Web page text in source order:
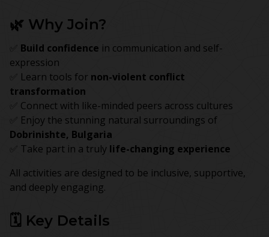
🌿 Why Join?
Build confidence in communication and self-
expression
✅ Learn tools for non-violent conflict
transformation
✅ Connect with like-minded peers across cultures
✅ Enjoy the stunning natural surroundings of
Dobrinishte, Bulgaria
✅ Take part in a truly life-changing experience
All activities are designed to be inclusive, supportive,
and deeply engaging.
🗓️ Key Details